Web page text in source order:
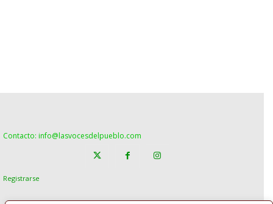
Contacto: info@lasvocesdelpueblo.com
Registrarse